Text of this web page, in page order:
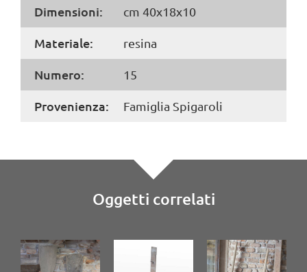
Dimensioni: cm 40x18x10
Materiale: resina
Numero: 15
Provenienza: Famiglia Spigaroli
Oggetti correlati